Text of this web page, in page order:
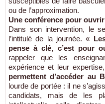
ou de l’approximation.
Une conférence pour
Dans son intervention, le
l’intitulé de la journée. «
pense à clé, c’est pour
rappeler que les
expérience et leur
permettent d’accéder au
lourde de portée : il ne
candidats, mais de les